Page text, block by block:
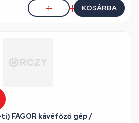
KOSÁRBA
FAGOR kávéfőző gép /